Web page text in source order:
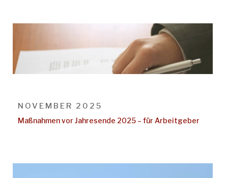
NOVEMBER 2025
Maßnahmen vor Jahresende 2025 – für Arbeitgeber